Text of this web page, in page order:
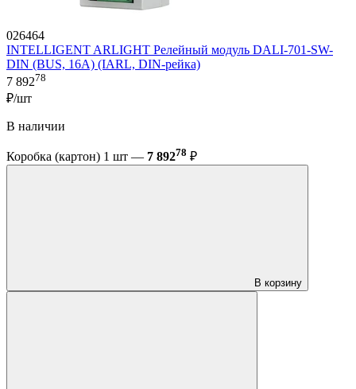
026464
INTELLIGENT ARLIGHT Релейный модуль DALI-701-SW-
DIN (BUS, 16A) (IARL, DIN-рейка)
7 89278
₽/шт
В наличии
Коробка (картон) 1 шт — 7 89278 ₽
В корзину